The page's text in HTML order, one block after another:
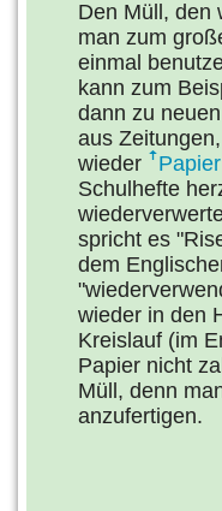
Den Müll, den
man zum
einmal
kann zum
dann zu
aus
wieder
Papier
Schulhefte
spricht es
dem
wieder in den
Kreislauf (im
Papier nicht
Müll, denn
anzufertigen.